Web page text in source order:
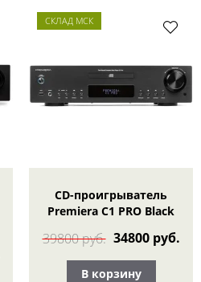
СКЛАД МСК
CD-проигрыватель
Premiera C1 PRO Black
39800 руб. 34800 руб.
В корзину